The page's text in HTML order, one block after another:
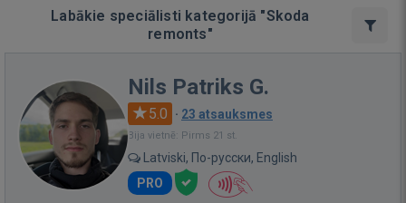
Labākie speciālisti kategorijā "Skoda
remonts"
Nils Patriks G.
5.0 · 23 atsauksmes
Bija vietnē: Pirms 21 st.
Latviski, По-русски, English
PRO